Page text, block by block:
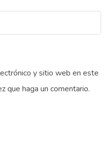
y sitio web en este
que haga un comentario.